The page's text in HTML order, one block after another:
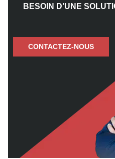
BESOIN D’UNE
CONTACTEZ-NOUS